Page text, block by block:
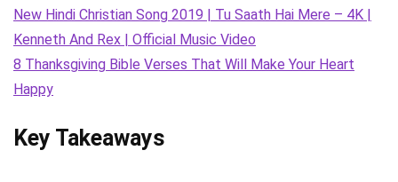
New Hindi Christian Song 2019 | Tu Saath Hai Mere – 4K |
Kenneth And Rex | Official Music Video
8 Thanksgiving Bible Verses That Will Make Your Heart
Happy
Key Takeaways